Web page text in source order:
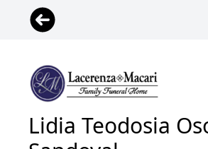
Lidia Teodosia